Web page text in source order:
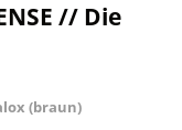
// Die
(braun)